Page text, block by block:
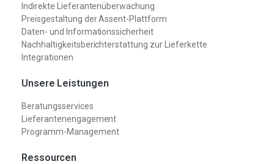
Indirekte Lieferantenüberwachung
Preisgestaltung der Assent-Plattform
Daten- und Informationssicherheit
Nachhaltigkeitsberichterstattung zur Lieferkette
Integrationen
Unsere Leistungen
Beratungsservices
Lieferantenengagement
Programm-Management
Ressourcen